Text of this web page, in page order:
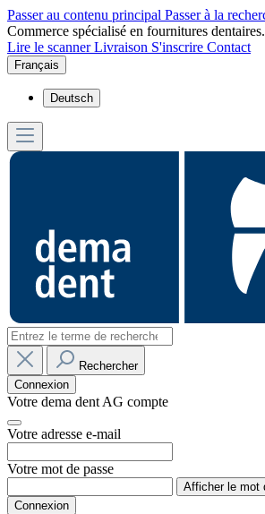
Passer au contenu principal Passer à la
Commerce spécialisé en fournitures
Lire le scannerLivraison S'inscrire Contact
Français
Deutsch
Rechercher
Connexion
Votre dema dent AG compte
Votre adresse e-mail
Votre mot de passe
Afficher le mot
Connexion